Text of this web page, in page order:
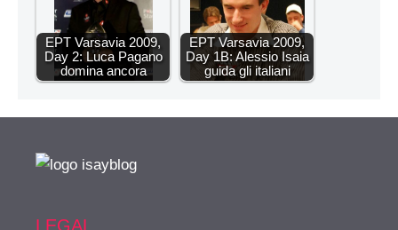
EPT Varsavia 2009,
Day 2: Luca Pagano
domina ancora
EPT Varsavia 2009,
Day 1B: Alessio Isaia
guida gli italiani
LEGAL